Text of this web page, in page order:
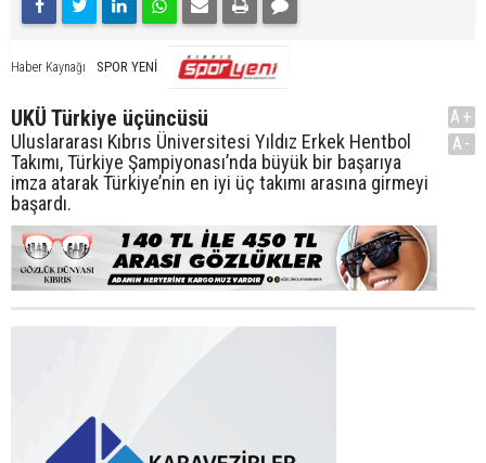
Haber Kaynağı SPOR YENİ
UKÜ Türkiye üçüncüsü
Uluslararası Kıbrıs Üniversitesi Yıldız Erkek Hentbol
Takımı, Türkiye Şampiyonası’nda büyük bir başarıya
imza atarak Türkiye’nin en iyi üç takımı arasına girmeyi
başardı.
A+
A-